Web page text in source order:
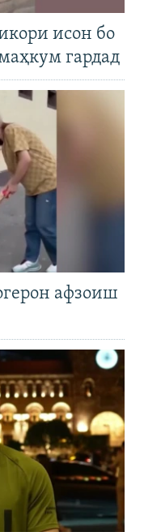
исон бо
гардад
афзоиш